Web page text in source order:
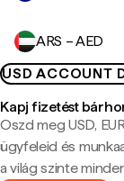
ARS – AED
USD ACCOUNT
Kapj fizetést
Oszd meg USD,
ügyfeleid és
a világ szinte